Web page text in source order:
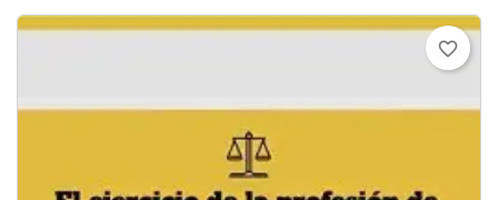
favorite_border